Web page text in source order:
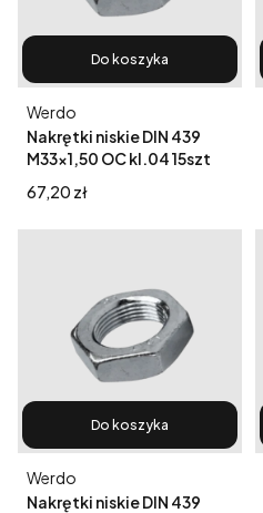
Do koszyka
Nakrętki niskie DIN 439
M33x1,50 OC kl.04 15szt
Producent
Werdo
Cena
67,20 zł
Do koszyka
Nakrętki niskie DIN 439
Producent
Werdo